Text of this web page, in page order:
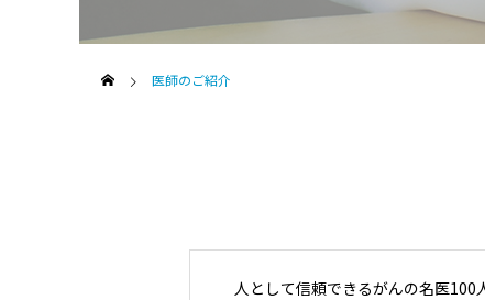
医師のご紹介
人として信頼できるがんの名医